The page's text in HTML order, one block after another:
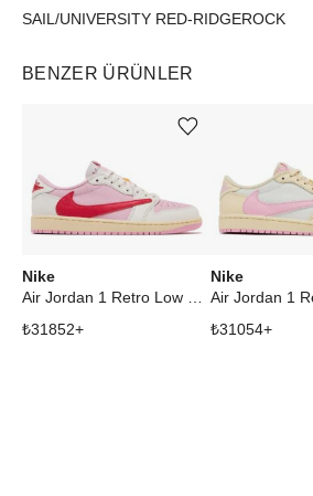
SAIL/UNIVERSITY RED-RIDGEROCK
BENZER ÜRÜNLER
Nike
₺31852+
Ürünü istek listesine ekle veya listeden çıkar
Nike
₺31054+